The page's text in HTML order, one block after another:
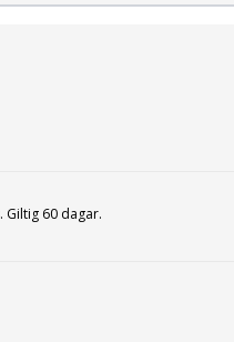
Giltig 60 dagar.